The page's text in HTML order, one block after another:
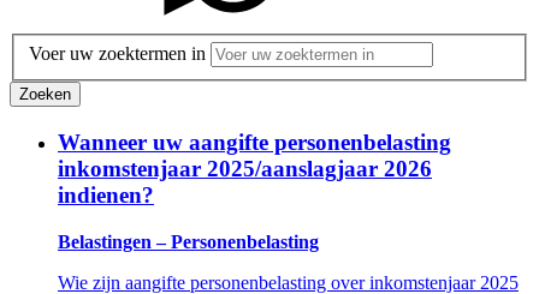
Voer uw zoektermen in
Zoeken
Wanneer uw aangifte personenbelasting
inkomstenjaar 2025/aanslagjaar 2026
indienen?
Belastingen – Personenbelasting
Wie zijn aangifte personenbelasting over inkomstenjaar 2025